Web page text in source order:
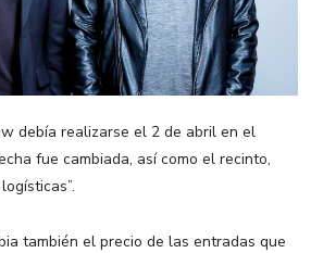
debía realizarse el 2 de abril en el
fue cambiada, así como el recinto,
también el precio de las entradas que